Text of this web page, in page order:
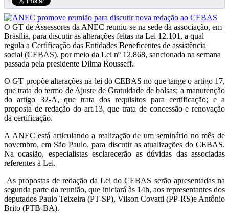
O GT de Assessores da ANEC reuniu-se na sede da associação, em
Brasília, para discutir as alterações feitas na Lei 12.101, a qual
regula a Certificação das Entidades Beneficentes de assistência
social (CEBAS), por meio da Lei nº 12.868, sancionada na semana
passada pela presidente Dilma Rousseff.
O GT propõe alterações na lei do CEBAS no que tange o artigo 17,
que trata do termo de Ajuste de Gratuidade de bolsas; a manutenção
do artigo 32-A, que trata dos requisitos para certificação; e a
proposta de redação do art.13, que trata de concessão e renovação
da certificação.
A ANEC está articulando a realização de um seminário no mês de
novembro, em São Paulo, para discutir as atualizações do CEBAS.
Na ocasião, especialistas esclarecerão as dúvidas das associadas
referentes à Lei.
As propostas de redação da Lei do CEBAS serão apresentadas na
segunda parte da reunião, que iniciará às 14h, aos representantes dos
deputados Paulo Teixeira (PT-SP), Vilson Covatti (PP-RS)e Antônio
Brito (PTB-BA).